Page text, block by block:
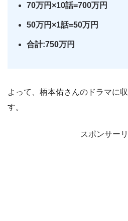
70万円×10話=700万円
50万円×1話=50万円
合計:750万円
よって、柄本佑さんのドラマに
す。
スポンサー